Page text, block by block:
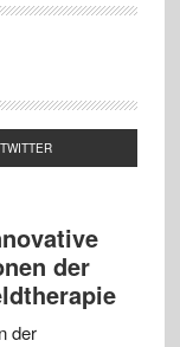
TWITTER
der
der